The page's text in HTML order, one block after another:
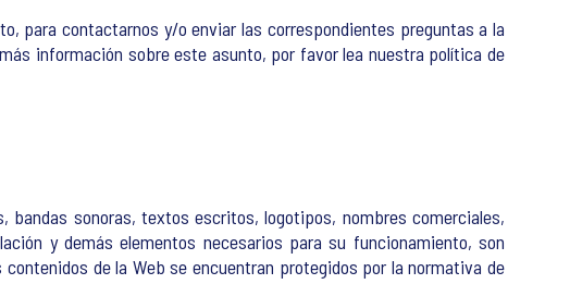
para contactarnos y/o enviar las correspondientes preguntas a la
información sobre este asunto, por favor lea nuestra política de
sonoras, textos escritos, logotipos, nombres comerciales,
y demás elementos necesarios para su funcionamiento, son
de la Web se encuentran protegidos por la normativa de